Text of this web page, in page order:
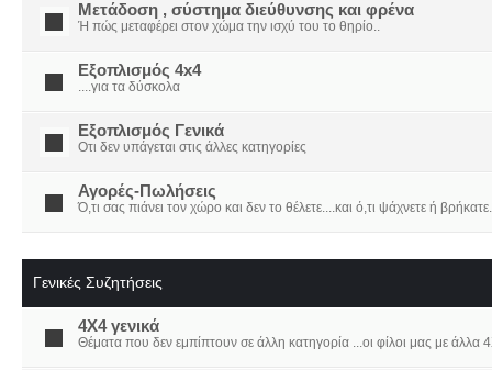
Μετάδοση , σύστημα διεύθυνσης και φρένα
Ή πώς μεταφέρει στον χώμα την ισχύ του το θηρίο..
Εξοπλισμός 4x4
....για τα δύσκολα
Εξοπλισμός Γενικά
Οτι δεν υπάγεται στις άλλες κατηγορίες
Αγορές-Πωλήσεις
Ό,τι σας πιάνει τον χώρο και δεν το θέλετε....και ό,τι ψάχνετε ή
Γενικές Συζητήσεις
4X4 γενικά
Θέματα που δεν εμπίπτουν σε άλλη κατηγορία ...οι φίλοι μας με άλλα